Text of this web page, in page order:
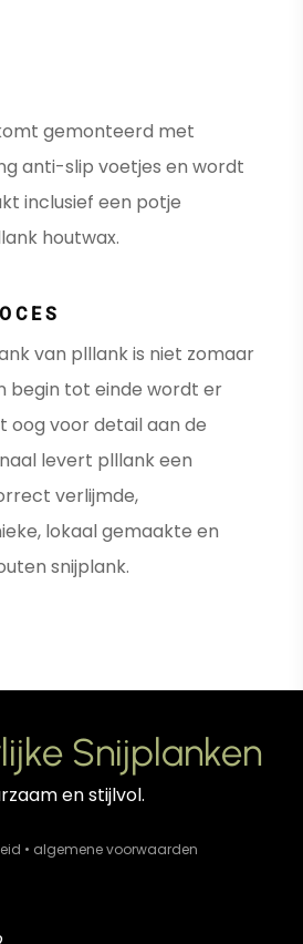
gemonteerd met
anti-slip voetjes en wordt
inclusief een potje
houtwax.
van plllank is niet zomaar
begin tot einde wordt er
oog voor detail aan de
levert plllank een
verlijmde,
lokaal gemaakte en
snijplank.
Snijplanken
en stijlvol.
• algemene voorwaarden